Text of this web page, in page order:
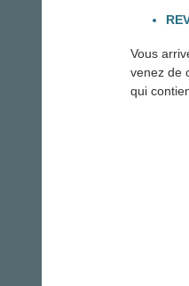
Vous
venez de
qui